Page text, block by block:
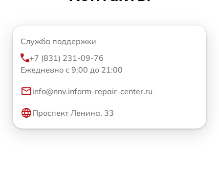
Служба поддержки
+7 (831) 231-09-76
Ежедневно с 9:00 до 21:00
info@nnv.inform-repair-center.ru
Проспект Ленина, 33